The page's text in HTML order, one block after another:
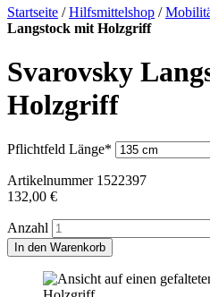
Startseite /Hilfsmittelshop /
Langstock mit Holzgriff
Svarovsky
Holzgriff
Pflichtfeld Länge*
Artikelnummer 1522397
132,00 €
Anzahl
In den Warenkorb